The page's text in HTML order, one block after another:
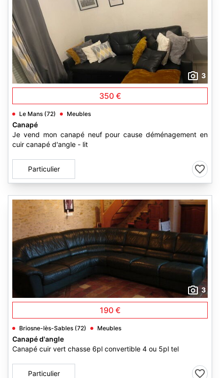
3
350 €
Le Mans (72) Meubles
Canapé
Je vend mon canapé neuf pour cause déménagement en
cuir canapé d'angle - lit
Particulier
3
190 €
Briosne-lès-Sables (72) Meubles
Canapé d'angle
Canapé cuir vert chasse 6pl convertible 4 ou 5pl tel
Particulier